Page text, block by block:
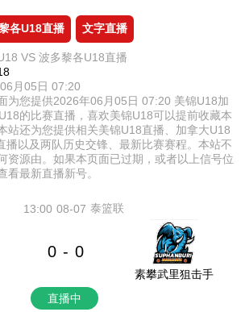
各U18直播 文字直播
VS 波多黎各U18直播
月05日 07:20
为您提供2026年06月05日 07:20 美锦U18加
的比赛直播，喜欢美锦U18可以提前收藏本
站还为您提供相关美锦U18直播、加拿大U18
播以及两队历史交锋、最新比赛赛程。本站不
资源由。如果本页面已过期，或者以上信号位
看最新直播新号。
08-07
13:00 泰篮联
0 - 0
素攀武里狙击手
直播中